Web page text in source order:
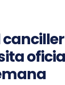
canciller